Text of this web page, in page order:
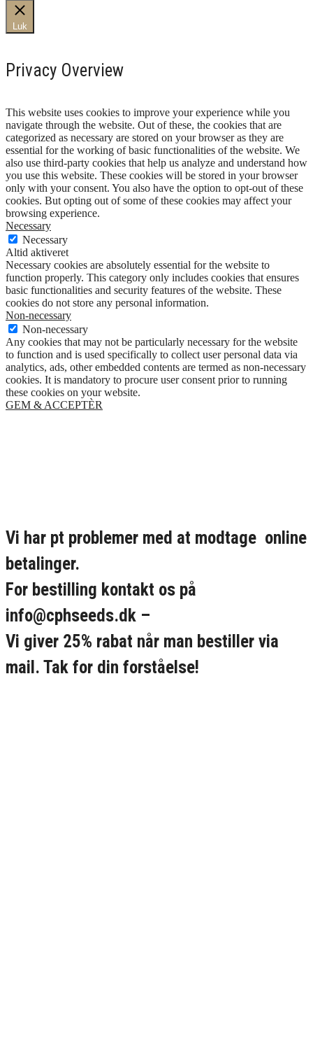
Luk
Privacy Overview
This website uses cookies to improve your experience while you
navigate through the website. Out of these, the cookies that are
categorized as necessary are stored on your browser as they are
essential for the working of basic functionalities of the website. We
also use third-party cookies that help us analyze and understand how
you use this website. These cookies will be stored in your browser
only with your consent. You also have the option to opt-out of these
cookies. But opting out of some of these cookies may affect your
browsing experience.
Necessary
Necessary
Altid aktiveret
Necessary cookies are absolutely essential for the website to
function properly. This category only includes cookies that ensures
basic functionalities and security features of the website. These
cookies do not store any personal information.
Non-necessary
Non-necessary
Any cookies that may not be particularly necessary for the website
to function and is used specifically to collect user personal data via
analytics, ads, other embedded contents are termed as non-necessary
cookies. It is mandatory to procure user consent prior to running
these cookies on your website.
GEM & ACCEPTÈR
Vi har pt problemer med at modtage online
betalinger.
For bestilling kontakt os på
info@cphseeds.dk –
Vi giver 25% rabat når man bestiller via
mail. Tak for din forståelse!